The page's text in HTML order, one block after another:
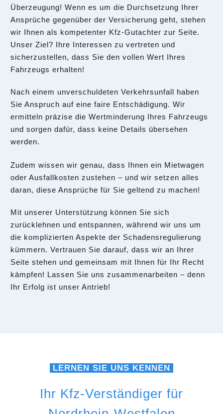
Überzeugung! Wenn es um die Durchsetzung Ihrer
Ansprüche gegenüber der Versicherung geht, stehen
wir Ihnen als kompetenter Kfz-Gutachter zur Seite.
Unser Ziel? Ihre Interessen zu vertreten und
sicherzustellen, dass Sie den vollen Wert Ihres
Fahrzeugs erhalten!
Nach einem unverschuldeten Verkehrsunfall haben
Sie Anspruch auf eine faire Entschädigung. Wir
ermitteln präzise die Wertminderung Ihres Fahrzeugs
und sorgen dafür, dass keine Details übersehen
werden.
Zudem wissen wir genau, dass Ihnen ein Mietwagen
oder Ausfallkosten zustehen – und wir setzen alles
daran, diese Ansprüche für Sie geltend zu machen!
Mit unserer Unterstützung können Sie sich
zurücklehnen und entspannen, während wir uns um
die komplizierten Aspekte der Schadensregulierung
kümmern. Vertrauen Sie darauf, dass wir an Ihrer
Seite stehen und gemeinsam mit Ihnen für Ihr Recht
kämpfen! Lassen Sie uns zusammenarbeiten – denn
Ihr Erfolg ist unser Antrieb!
LERNEN SIE UNS KENNEN
Ihr Kfz-Verständiger für